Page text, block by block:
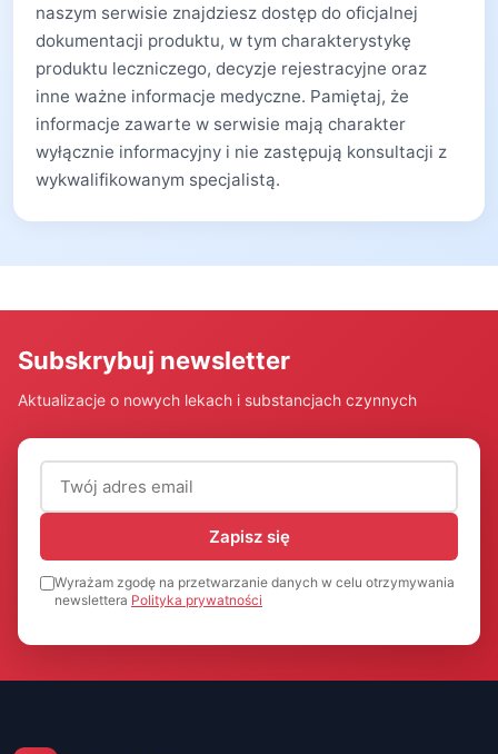
naszym serwisie znajdziesz dostęp do oficjalnej
dokumentacji produktu, w tym charakterystykę
produktu leczniczego, decyzje rejestracyjne oraz
inne ważne informacje medyczne. Pamiętaj, że
informacje zawarte w serwisie mają charakter
wyłącznie informacyjny i nie zastępują konsultacji z
wykwalifikowanym specjalistą.
Subskrybuj newsletter
Aktualizacje o nowych lekach i substancjach czynnych
Adres email (wymagany)
Zapisz się
Wyrażam zgodę na przetwarzanie danych w celu otrzymywania
newslettera Polityka prywatności